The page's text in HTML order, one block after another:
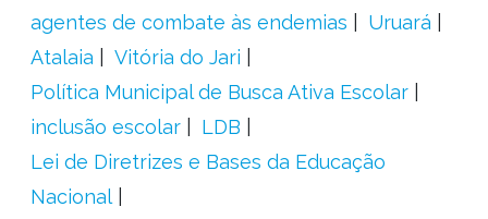
agentes de combate às endemias
Uruará
Atalaia
Vitória do Jari
Política Municipal de Busca Ativa Escolar
inclusão escolar
LDB
Lei de Diretrizes e Bases da Educação
Nacional